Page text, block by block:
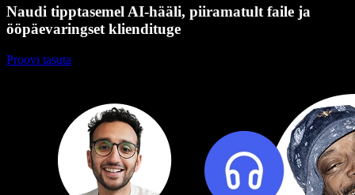
Naudi tipptasemel AI-hääli, piiramatult faile ja
ööpäevaringset kliendituge
Proovi tasuta